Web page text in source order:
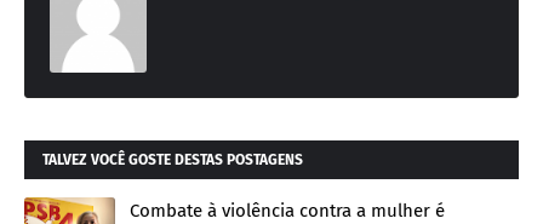
TALVEZ VOCÊ GOSTE DESTAS POSTAGENS
Combate à violência contra a mulher é